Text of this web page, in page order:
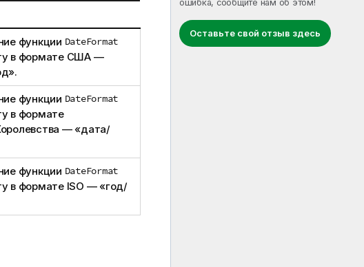
ошибка, сообщите нам об этом!
Оставьте свой отзыв здесь
функции DateFormat
в формате США —
функции DateFormat
в формате
— «дата/
функции DateFormat
в формате ISO — «год/